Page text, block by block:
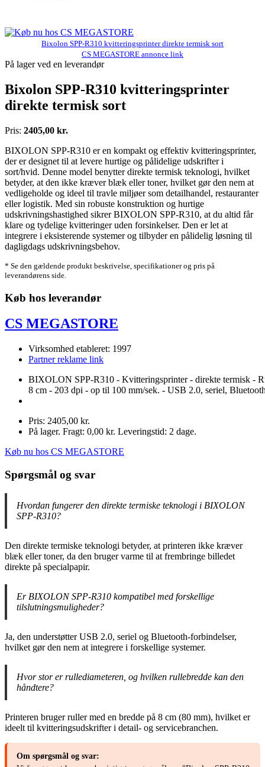
Bixolon SPP-R310 kvitteringsprinter direkte termisk sort
CS MEGASTORE annonce link
På lager ved en leverandør
Bixolon SPP-R310 kvitteringsprinter
direkte termisk sort
Pris: 2405,00 kr.
BIXOLON SPP-R310 er en kompakt og effektiv kvitteringsprinter,
der er designet til at levere hurtige og pålidelige udskrifter i
sort/hvid. Denne model benytter direkte termisk teknologi, hvilket
betyder, at den ikke kræver blæk eller toner, hvilket gør den nem at
vedligeholde og ideel til travle miljøer som detailhandel, restauranter
eller logistik. Med sin robuste konstruktion og hurtige
udskrivningshastighed sikrer BIXOLON SPP-R310, at du altid får
klare og tydelige kvitteringer uden forsinkelser. Den er let at
integrere i eksisterende systemer og tilbyder en pålidelig løsning til
dagligdags udskrivningsbehov.
* Se den gældende produkt beskrivelse, specifikationer og pris på
leverandørens side.
Køb hos leverandør
CS MEGASTORE
Virksomhed etableret: 1997
Partner reklame link
BIXOLON SPP-R310 - Kvitteringsprinter - direkte termisk -
8 cm - 203 dpi - op til 100 mm/sek. - USB 2.0, seriel,
Pris: 2405,00 kr.
På lager. Fragt: 0,00 kr. Leveringstid: 2 dage.
Køb nu hos CS MEGASTORE
Spørgsmål og svar
Hvordan fungerer den direkte termiske teknologi i BIXOLON
SPP-R310?
Den direkte termiske teknologi betyder, at printeren ikke kræver
blæk eller toner, da den bruger varme til at frembringe billedet
direkte på specialpapir.
Er BIXOLON SPP-R310 kompatibel med forskellige
tilslutningsmuligheder?
Ja, den understøtter USB 2.0, seriel og Bluetooth-forbindelser,
hvilket gør den nem at integrere i forskellige systemer.
Hvor stor er rullediameteren, og hvilken rullebredde kan den
håndtere?
Printeren bruger ruller med en bredde på 8 cm (80 mm), hvilket er
ideelt til kvitteringsudskrifter i detail- og servicebranchen.
Om spørgsmål og svar: